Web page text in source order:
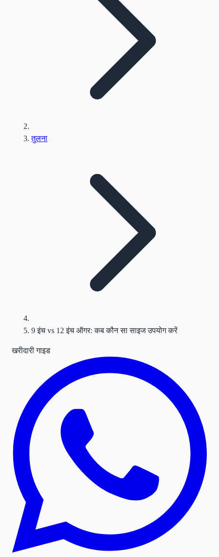
तुलना
9 इंच vs 12 इंच ऑगर: कब कौन सा साइज उपयोग करें
खरीदारी गाइड